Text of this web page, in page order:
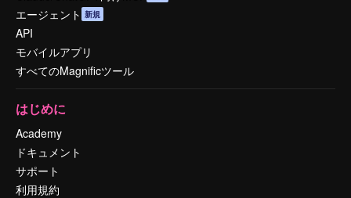
エージェント 新規
API
モバイルアプリ
すべてのMagnificツール
はじめに
Academy
ドキュメント
サポート
利用規約